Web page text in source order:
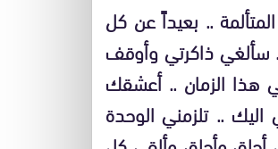
.. بعيداً عن كل
سألغي ذاكرتي وأوقف
هذا الزمان .. أعشقك
.. تلزمني الوحدة